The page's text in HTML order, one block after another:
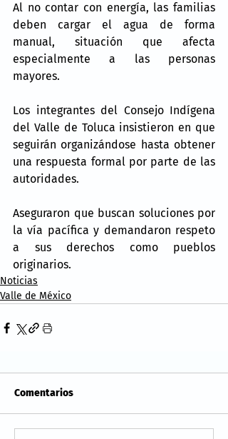
Al no contar con energía, las familias
deben cargar el agua de forma
manual, situación que afecta
especialmente a las personas
mayores.
Los integrantes del Consejo Indígena
del Valle de Toluca insistieron en que
seguirán organizándose hasta obtener
una respuesta formal por parte de las
autoridades.
Aseguraron que buscan soluciones por
la vía pacífica y demandaron respeto
a sus derechos como pueblos
originarios.
Noticias
Valle de México
Comentarios